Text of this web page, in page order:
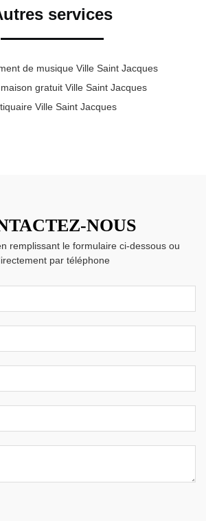
services
de musique Ville Saint Jacques
gratuit Ville Saint Jacques
Ville Saint Jacques
NOUS
remplissant le formulaire ci-dessous ou
par téléphone